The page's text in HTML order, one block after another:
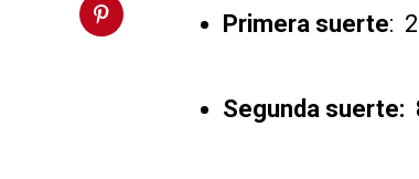
Primera suerte:
Segunda suerte: